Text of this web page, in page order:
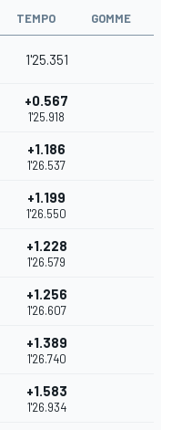
TEMPO GOMME
1'25.351
+0.567
1'25.918
+1.186
1'26.537
+1.199
1'26.550
+1.228
1'26.579
+1.256
1'26.607
+1.389
1'26.740
+1.583
1'26.934